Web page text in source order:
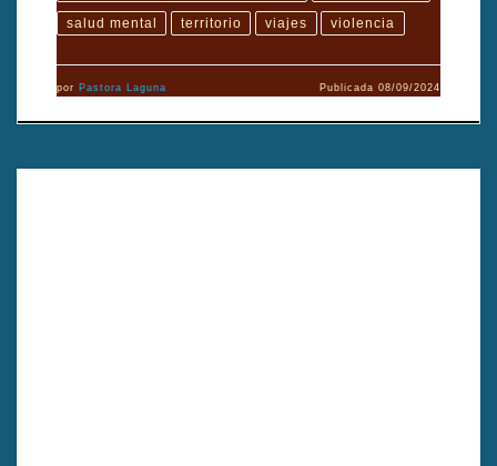
salud mental territorio viajes violencia
por Pastora Laguna Publicada08/09/2024